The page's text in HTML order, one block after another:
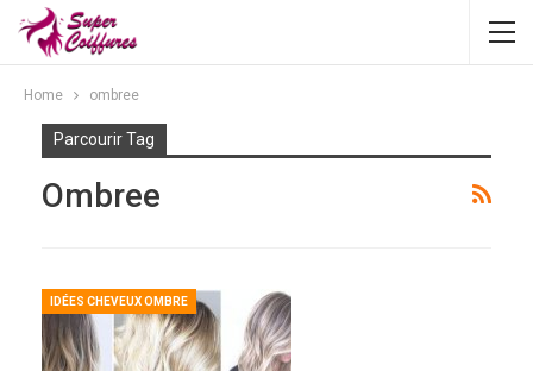
Home ombree
Parcourir Tag
Ombree
IDÉES CHEVEUX OMBRE